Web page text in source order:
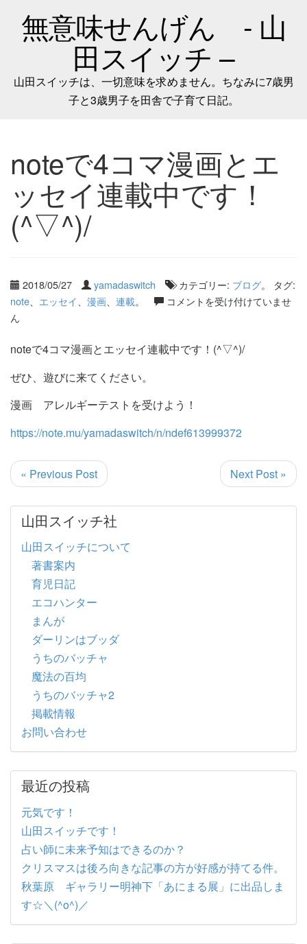
無意味せんげん - 山
田スイッチ –
山田スイッチは、一切意味を求めません。ちなみに7歳男
子と3歳男子を田舎で子育て日記。
noteで4コマ漫画とエ
ッセイ連載中です！
(^▽^)/
2018/05/27 yamadaswitch カテゴリー: ブログ。 タグ:
note
エッセイ 漫画 連載。
コメントを受け付けていませ
ん
noteで4コマ漫画とエッセイ連載中です！(^▽^)/
ぜひ、遊びに来てください。
漫画 アレルギーテストを受けよう！
https://note.mu/yamadaswitch/n/ndef613999372
« Previous Post Next Post »
山田スイッチ社
山田スイッチについて
著書案内
育児日記
エコハンター
まんが
ダーリンはブッダ
うちのバッチャ
魔法の百均
うちのバッチャ2
掲載情報
お問い合わせ
最近の投稿
元気です！
山田スイッチです！
占い師に未来予知はできるのか？
クリスマスは後ろ向きな記事の方が好感が持てる件。
秋葉原 ギャラリー明神下「あにまる展」に出品しま
す☆＼(^o^)／